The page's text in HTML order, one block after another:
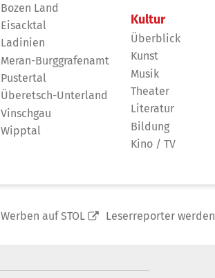
Bozen Land
Eisacktal
Ladinien
Meran-Burggrafenamt
Pustertal
Überetsch-Unterland
Vinschgau
Wipptal
Kultur
Überblick
Kunst
Musik
Theater
Literatur
Bildung
Kino / TV
Werben auf STOL Leserreporter werden